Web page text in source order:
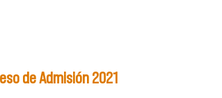
de Admisión 2021